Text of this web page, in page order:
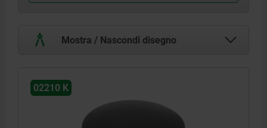
Mostra / Nascondi disegno
02210 K